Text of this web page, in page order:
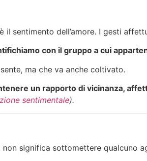
il sentimento dell’amore. I gesti
con il gruppo a cui
ma che va anche coltivato.
un rapporto di vicinanza,
sentimentale).
non significa sottomettere qualcuno